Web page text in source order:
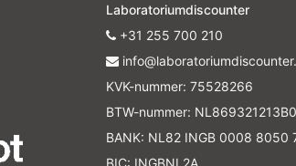
Laboratoriumdiscounter
+31 255 700 210
KVK-nummer: 75528266
BTW-nummer:
BANK: NL82 INGB 0008 8050
BIC: INGBNL2A